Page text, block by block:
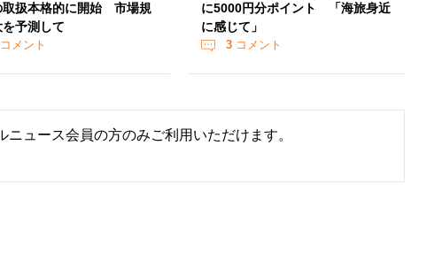
取扱本格的に開始 市場規
予測して
コメント
に5000円分ポイント 「海旅身近
に感じて」
3コメント
ュース会員の方のみご利用いただけます。